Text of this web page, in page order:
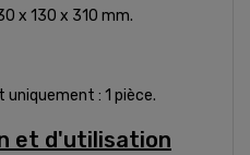
x 130 x 310 mm.
: 1 pièce.
et d'utilisation